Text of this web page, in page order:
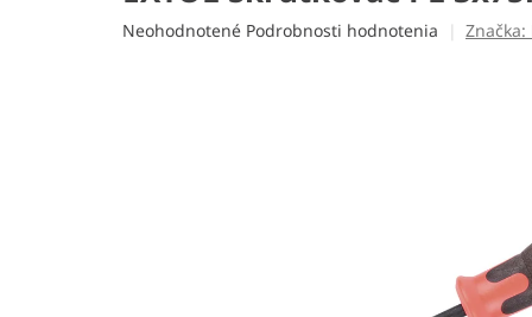
Priemerné
Neohodnotené Podrobnosti hodnotenia Značka: